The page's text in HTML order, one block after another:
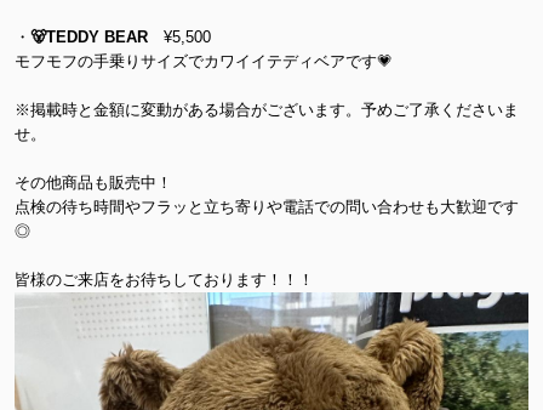
・ 🐻TEDDY BEAR ¥5,500
モフモフの手乗りサイズでカワイイテディベアです💗
※掲載時と金額に変動がある場合がございます。予めご了承くださいま
せ。
その他商品も販売中！
点検の待ち時間やフラッと立ち寄りや電話での問い合わせも大歓迎です
◎
皆様のご来店をお待ちしております！！！